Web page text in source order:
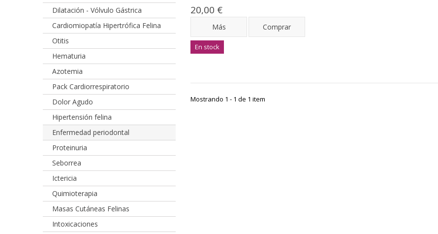
Dilatación - Vólvulo Gástrica
Cardiomiopatía Hipertrófica Felina
Otitis
Hematuria
Azotemia
Pack Cardiorrespiratorio
Dolor Agudo
Hipertensión felina
Enfermedad periodontal
Proteinuria
Seborrea
Ictericia
Quimioterapia
Masas Cutáneas Felinas
Intoxicaciones
20,00 €
Más Comprar
En stock
Mostrando 1 - 1 de 1 item